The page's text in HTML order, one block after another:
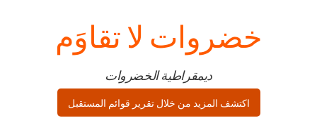
خضروات لا تقاوَم
ديمقراطية الخضروات
اكتشف المزيد من خلال تقرير قوائم المستقبل